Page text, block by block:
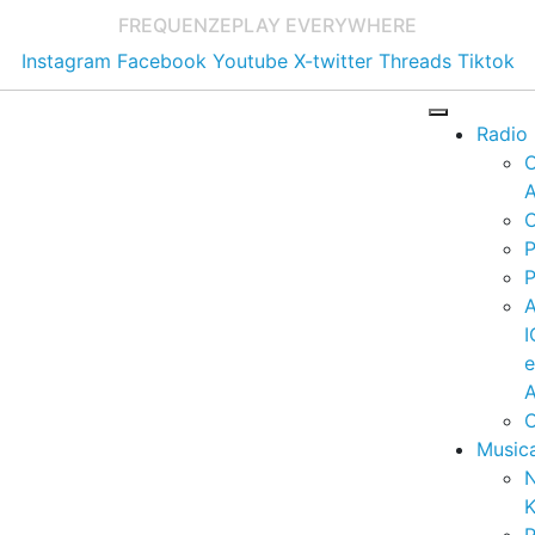
FREQUENZEPLAY EVERYWHERE
Instagram Facebook Youtube X-twitter Threads Tiktok
Radio
e